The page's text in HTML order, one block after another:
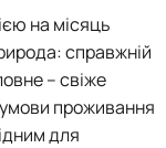
на місяць
справжній
– свіже
проживання
для